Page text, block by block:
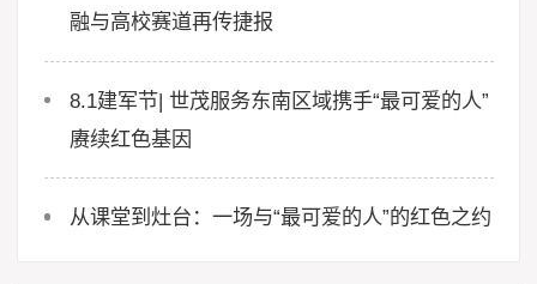
融与高校赛道再传捷报
8.1建军节| 世茂服务东南区域携手“最可爱的人”
赓续红色基因
从课堂到灶台：一场与“最可爱的人”的红色之约